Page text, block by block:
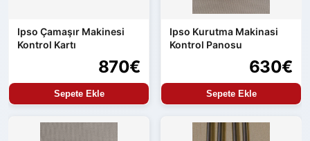
Ipso Çamaşır Makinesi
Kontrol Kartı
870€
Sepete Ekle
Ipso Kurutma Makinasi
Kontrol Panosu
630€
Sepete Ekle